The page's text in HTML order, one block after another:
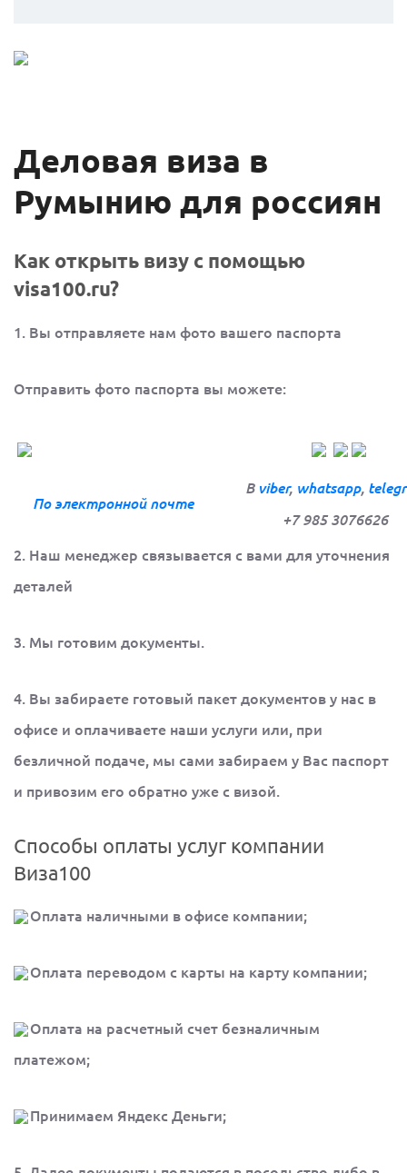
Деловая виза в
Румынию для россиян
Как открыть визу с помощью
visa100.ru?
1. Вы отправляете нам фото вашего паспорта
Отправить фото паспорта вы можете:
По электроннойпочте
В viber, whatsapp,
+7 985 3076626
2. Наш менеджер связывается с вами для уточнения
деталей
3. Мы готовим документы.
4. Вы забираете готовый пакет документов у нас в
офисе и оплачиваете наши услуги или, при
безличной подаче, мы сами забираем у Вас паспорт
и привозим его обратно уже с визой.
Способы оплаты услуг компании
Виза100
Оплата наличными в офисе компании;
Оплата переводом с карты на карту компании;
Оплата на расчетный счет безналичным
платежом;
Принимаем Яндекс Деньги;